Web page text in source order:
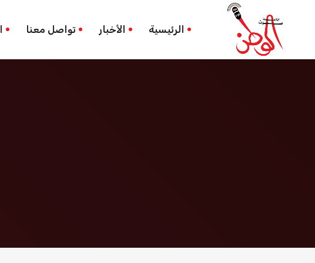
الرئيسية الأخبار تواصل معنا
الرئيسيةالحريديون